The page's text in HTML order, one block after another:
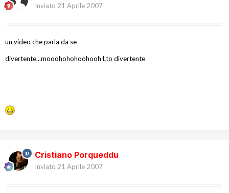
Inviato 21 Aprile 2007
un video che parla da se
divertente...mooohohohoohooh Lto divertente
Cristiano Porqueddu
Inviato 21 Aprile 2007